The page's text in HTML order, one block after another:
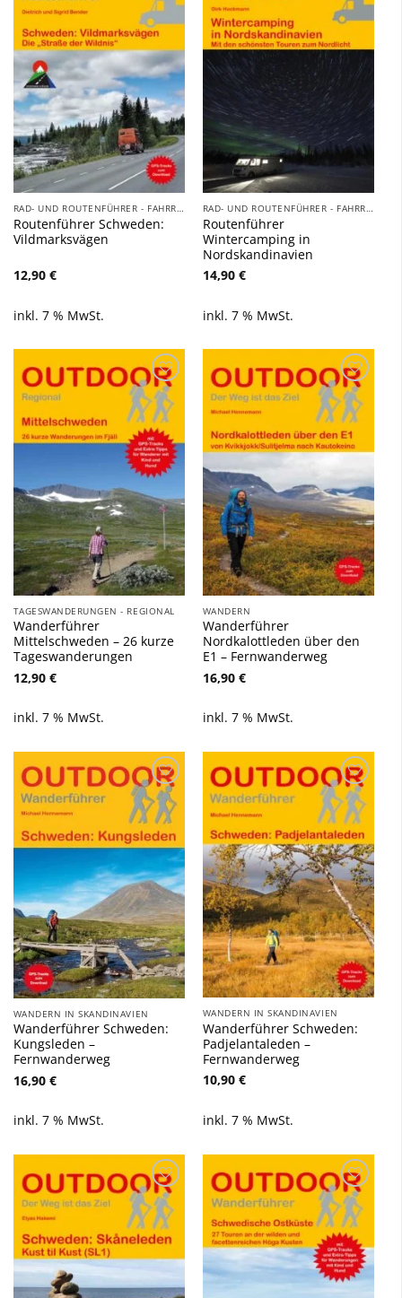
Wunschliste
hinzufügen
RAD- UND ROUTENFÜHRER - FAHRRAD, AUTO, WOHNMOBIL, BOOT
Routenführer Schweden:
Vildmarksvägen
12,90 €
inkl. 7 % MwSt.
Wunschliste
hinzufügen
RAD- UND ROUTENFÜHRER - FAHRRAD, AUTO, WOHNMOBIL, BOOT
Routenführer
Wintercamping in
Nordskandinavien
14,90 €
inkl. 7 % MwSt.
Zu
Wunschliste
hinzufügen
TAGESWANDERUNGEN - REGIONAL
Wanderführer
Mittelschweden – 26 kurze
Tageswanderungen
12,90 €
inkl. 7 % MwSt.
Zu
Wunschliste
hinzufügen
WANDERN
Wanderführer
Nordkalottleden über den
E1 – Fernwanderweg
16,90 €
inkl. 7 % MwSt.
Zu
Wunschliste
hinzufügen
WANDERN IN SKANDINAVIEN
Wanderführer Schweden:
Kungsleden –
Fernwanderweg
16,90 €
inkl. 7 % MwSt.
Zu
Wunschliste
hinzufügen
WANDERN IN SKANDINAVIEN
Wanderführer Schweden:
Padjelantaleden –
Fernwanderweg
10,90 €
inkl. 7 % MwSt.
Zu
Wunschliste
hinzufügen
Zu
Wunschliste
hinzufügen